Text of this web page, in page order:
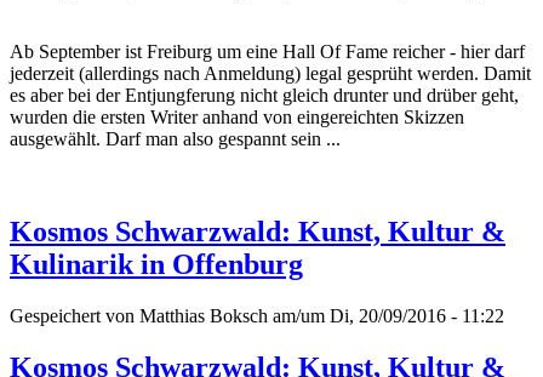
Ab September ist Freiburg um eine Hall Of Fame reicher - hier darf
jederzeit (allerdings nach Anmeldung) legal gesprüht werden. Damit
es aber bei der Entjungferung nicht gleich drunter und drüber geht,
wurden die ersten Writeranhand von eingereichten Skizzen
ausgewählt. Darf man also gespannt sein ...
Kosmos Schwarzwald: Kunst, Kultur &
Kulinarik in Offenburg
Gespeichert von Matthias Boksch am/um Di, 20/09/2016 - 11:22
Kosmos Schwarzwald: Kunst, Kultur &